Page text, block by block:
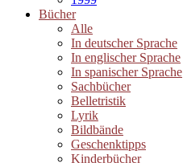
Bücher
Alle
In deutscher Sprache
In englischer Sprache
In spanischer Sprache
Sachbücher
Belletristik
Lyrik
Bildbände
Geschenktipps
Kinderbücher